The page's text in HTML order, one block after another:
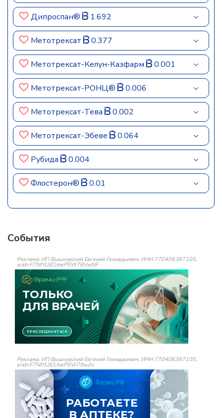
Дипроспан® 1.692
Метотрексат 0.377
Метотрексат-Келун-Казфарм 0.001
Метотрексат-РОНЦ® 0.006
Метотрексат-Тева 0.002
Метотрексат-Эбеве 0.064
Рубида 0.004
Флостерон® 0.01
События
Реклама: ИП Вышковский Евгений Геннадьевич, ИНН 770406387105,
erid=F7NfYUJCUneP5W78VwNF
Реклама: ИП Вышковский Евгений Геннадьевич, ИНН 770406387105,
erid=F7NfYUJCUneP5W79xufv